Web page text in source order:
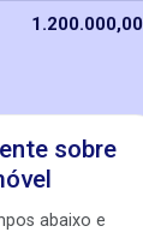
1.200.000,00
sobre
abaixo e